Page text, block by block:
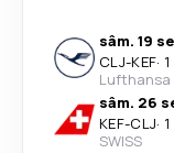
sâm. 19
CLJ-KEF·
Lufthansa
sâm. 26
KEF-CLJ·
SWISS